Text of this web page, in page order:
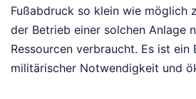
Fußabdruck so klein wie möglich
der Betrieb einer solchen Anlage
Ressourcen verbraucht. Es ist ein
militärischer Notwendigkeit und